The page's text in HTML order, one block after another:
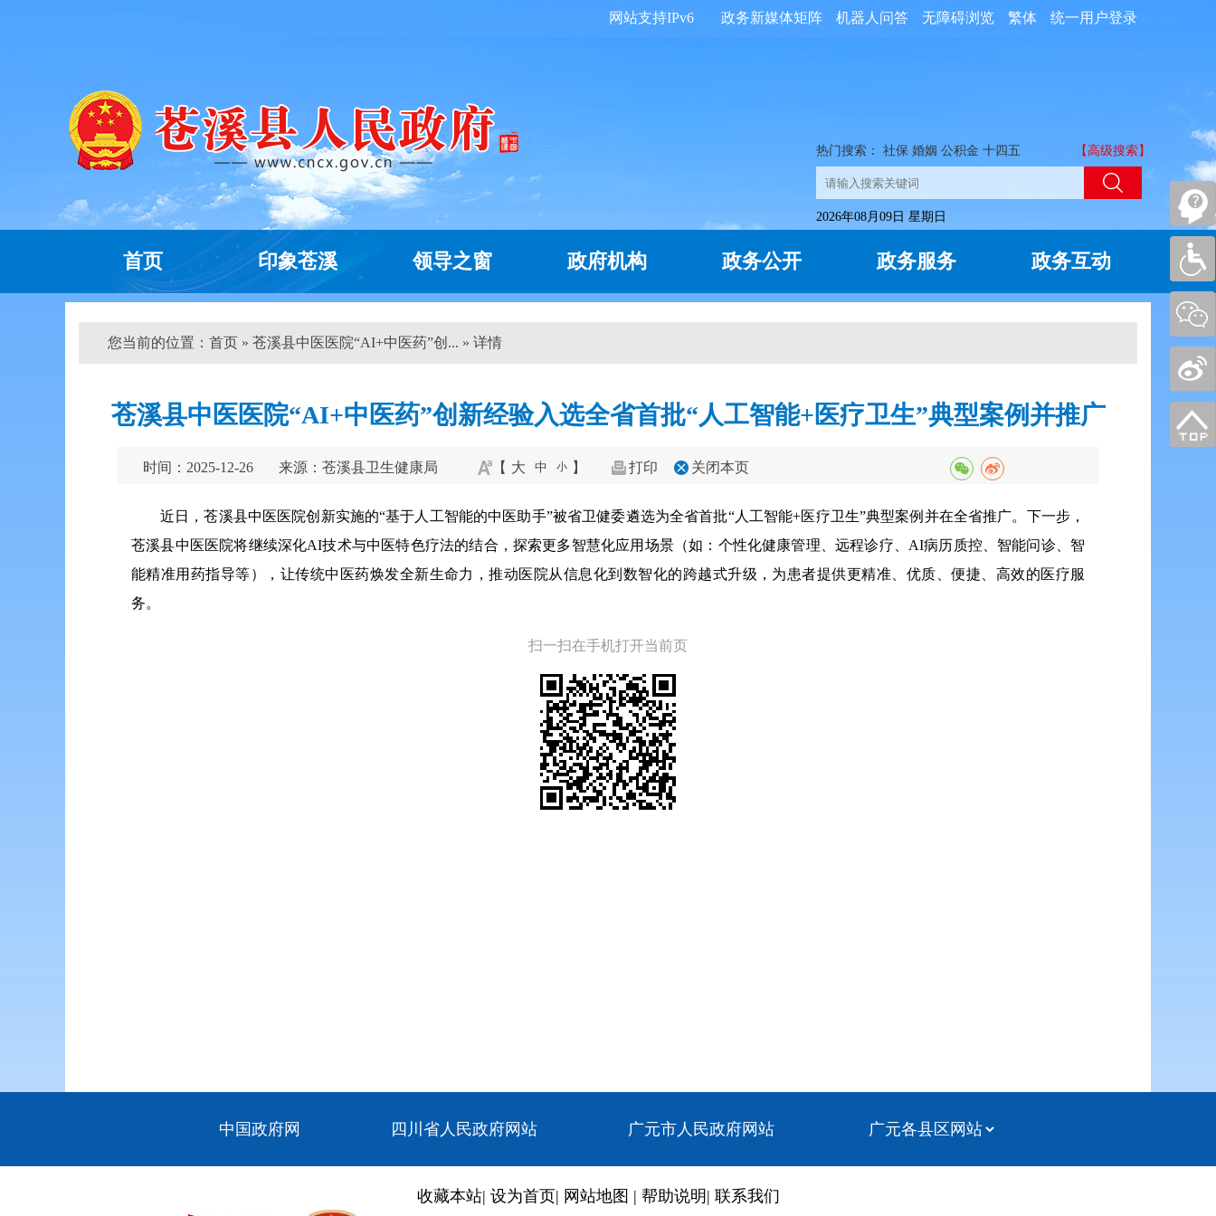
统一用户登录
繁体
无障碍浏览
机器人问答
政务新媒体矩阵
网站支持IPv6
热门搜索： 社保 婚姻 公积金 十四五 【高级搜索】
2026年08月09日 星期日
首页 印象苍溪 领导之窗 政府机构 政务公开 政务服务 政务互动
您当前的位置： 首页 » 苍溪县中医医院“AI+中医药”创... » 详情
苍溪县中医医院“AI+中医药”创新经验入选全省首批“人工智能+医疗卫生”典型案例并推广
时间：2025-12-26 来源：苍溪县卫生健康局 【 大 中 小 】 打印 关闭本页
近日，苍溪县中医医院创新实施的“基于人工智能的中医助手”被省卫健委遴选为全省首批“人工智能+医疗卫生”典型案例并在全省推广。下一步，
苍溪县中医医院将继续深化AI技术与中医特色疗法的结合，探索更多智慧化应用场景（如：个性化健康管理、远程诊疗、AI病历质控、智能问诊、智
能精准用药指导等），让传统中医药焕发全新生命力，推动医院从信息化到数智化的跨越式升级，为患者提供更精准、优质、便捷、高效的医疗服
务。
扫一扫在手机打开当前页
中国政府网 四川省人民政府网站 广元市人民政府网站
收藏本站| 设为首页| 网站地图 | 帮助说明 | 联系我们